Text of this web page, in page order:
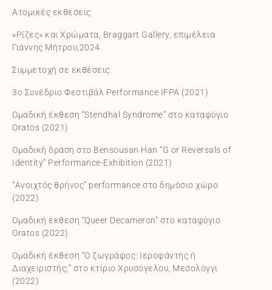
Ατομικές εκθέσεις
«Ρίζες» και Χρώματα, Braggart Gallery, επιμέλεια
Γιάννης Μήτρου,2024
Συμμετοχή σε εκθέσεις.
3ο Συνέδριο Φεστιβάλ Performance IFPA (2021)
Ομαδική έκθεση “Stendhal Syndrome” στο καταφύγιο
Oratos (2021)
Ομαδική δράση στο Bensousan Han “G or Reversals of
Identity” Performance-Exhibition (2021)
“Ανοιχτός θρήνος” performance στο δημόσιο χώρο
(2022)
Ομαδική έκθεση “Queer Decameron” στο καταφύγιο
Oratos (2022)
Ομαδική έκθεση “Ο ζωγράφος: Ιεροφάντης ή
Διαχειριστής;” στο κτίριο Χρυσόγελου, Μεσολόγγι
(2022)